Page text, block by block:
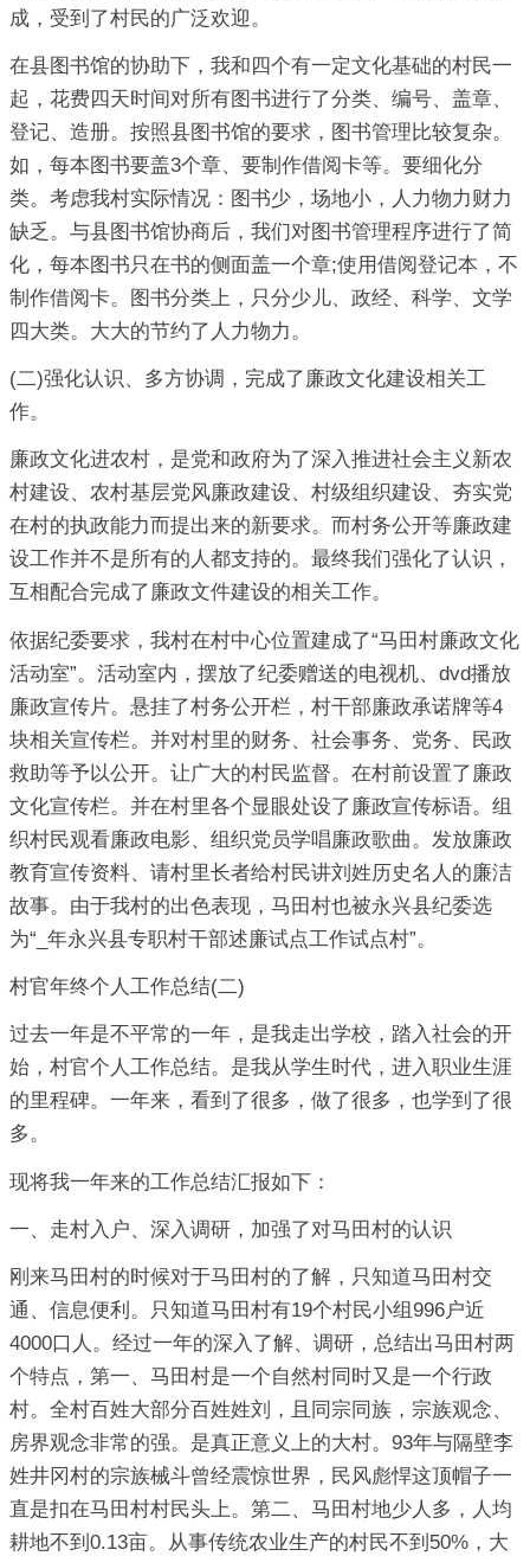
成，受到了村民的广泛欢迎。
在县图书馆的协助下，我和四个有一定文化基础的村民一
起，花费四天时间对所有图书进行了分类、编号、盖章、
登记、造册。按照县图书馆的要求，图书管理比较复杂。
如，每本图书要盖3个章、要制作借阅卡等。要细化分
类。考虑我村实际情况：图书少，场地小，人力物力财力
缺乏。与县图书馆协商后，我们对图书管理程序进行了简
化，每本图书只在书的侧面盖一个章;使用借阅登记本，不
制作借阅卡。图书分类上，只分少儿、政经、科学、文学
四大类。大大的节约了人力物力。
(二)强化认识、多方协调，完成了廉政文化建设相关工
作。
廉政文化进农村，是党和政府为了深入推进社会主义新农
村建设、农村基层党风廉政建设、村级组织建设、夯实党
在村的执政能力而提出来的新要求。而村务公开等廉政建
设工作并不是所有的人都支持的。最终我们强化了认识，
互相配合完成了廉政文件建设的相关工作。
依据纪委要求，我村在村中心位置建成了“马田村廉政文化
活动室”。活动室内，摆放了纪委赠送的电视机、dvd播放
廉政宣传片。悬挂了村务公开栏，村干部廉政承诺牌等4
块相关宣传栏。并对村里的财务、社会事务、党务、民政
救助等予以公开。让广大的村民监督。在村前设置了廉政
文化宣传栏。并在村里各个显眼处设了廉政宣传标语。组
织村民观看廉政电影、组织党员学唱廉政歌曲。发放廉政
教育宣传资料、请村里长者给村民讲刘姓历史名人的廉洁
故事。由于我村的出色表现，马田村也被永兴县纪委选
为“_年永兴县专职村干部述廉试点工作试点村”。
村官年终个人工作总结(二)
过去一年是不平常的一年，是我走出学校，踏入社会的开
始，村官个人工作总结。是我从学生时代，进入职业生涯
的里程碑。一年来，看到了很多，做了很多，也学到了很
多。
现将我一年来的工作总结汇报如下：
一、走村入户、深入调研，加强了对马田村的认识
刚来马田村的时候对于马田村的了解，只知道马田村交
通、信息便利。只知道马田村有19个村民小组996户近
4000口人。经过一年的深入了解、调研，总结出马田村两
个特点，第一、马田村是一个自然村同时又是一个行政
村。全村百姓大部分百姓姓刘，且同宗同族，宗族观念、
房界观念非常的强。是真正意义上的大村。93年与隔壁李
姓井冈村的宗族械斗曾经震惊世界，民风彪悍这顶帽子一
直是扣在马田村村民头上。第二、马田村地少人多，人均
耕地不到0.13亩。从事传统农业生产的村民不到50%，大